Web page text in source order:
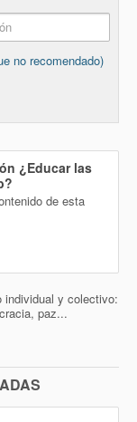
no recomendado)
¿Educar las
de esta
individual y colectivo:
paz...